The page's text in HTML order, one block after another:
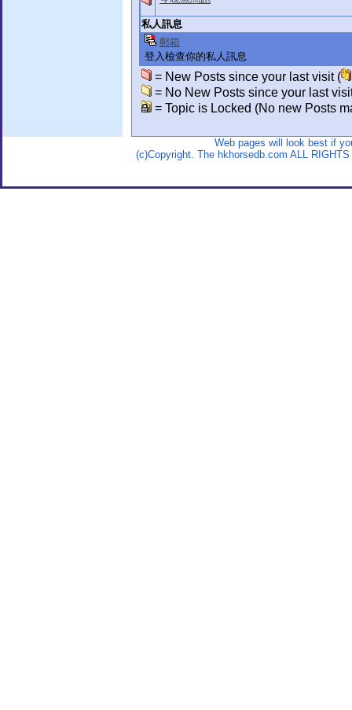
私人訊息
郵箱
登入檢查你的私人訊息
= New Posts since your last visit (
= No New Posts since your last
= Topic is Locked (No new Posts
Web pages will look best if
(c)Copyright. The hkhorsedb.com ALL